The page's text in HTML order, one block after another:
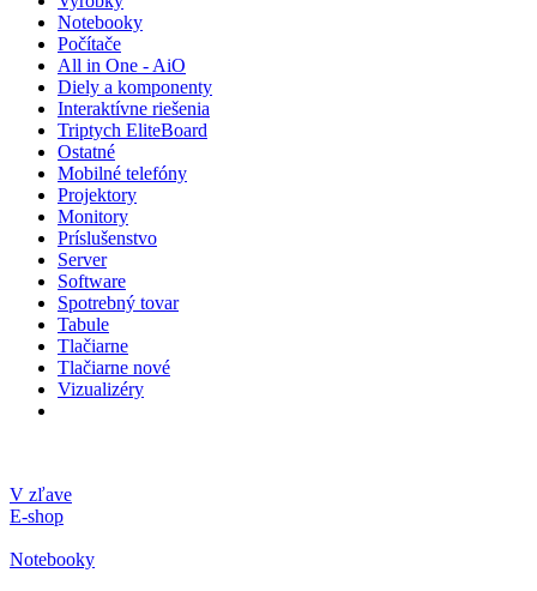
Notebooky
Počítače
All in One - AiO
Diely a komponenty
Interaktívne riešenia
Triptych EliteBoard
Ostatné
Mobilné telefóny
Projektory
Monitory
Príslušenstvo
Server
Software
Spotrebný tovar
Tabule
Tlačiarne
Tlačiarne nové
Vizualizéry
V zľave
E-shop
Notebooky